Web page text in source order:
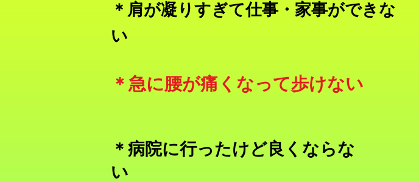
＊肩が凝りすぎて仕事・家事ができな
い
​＊急に腰が痛くなって歩けない
＊病院に行ったけど良くならな
い